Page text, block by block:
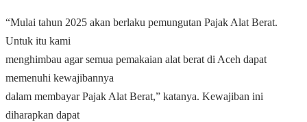
“Mulai tahun 2025 akan berlaku pemungutan Pajak Alat Berat.
Untuk itu kami
menghimbau agar semua pemakaian alat berat di Aceh dapat
memenuhi kewajibannya
dalam membayar Pajak Alat Berat,” katanya. Kewajiban ini
diharapkan dapat